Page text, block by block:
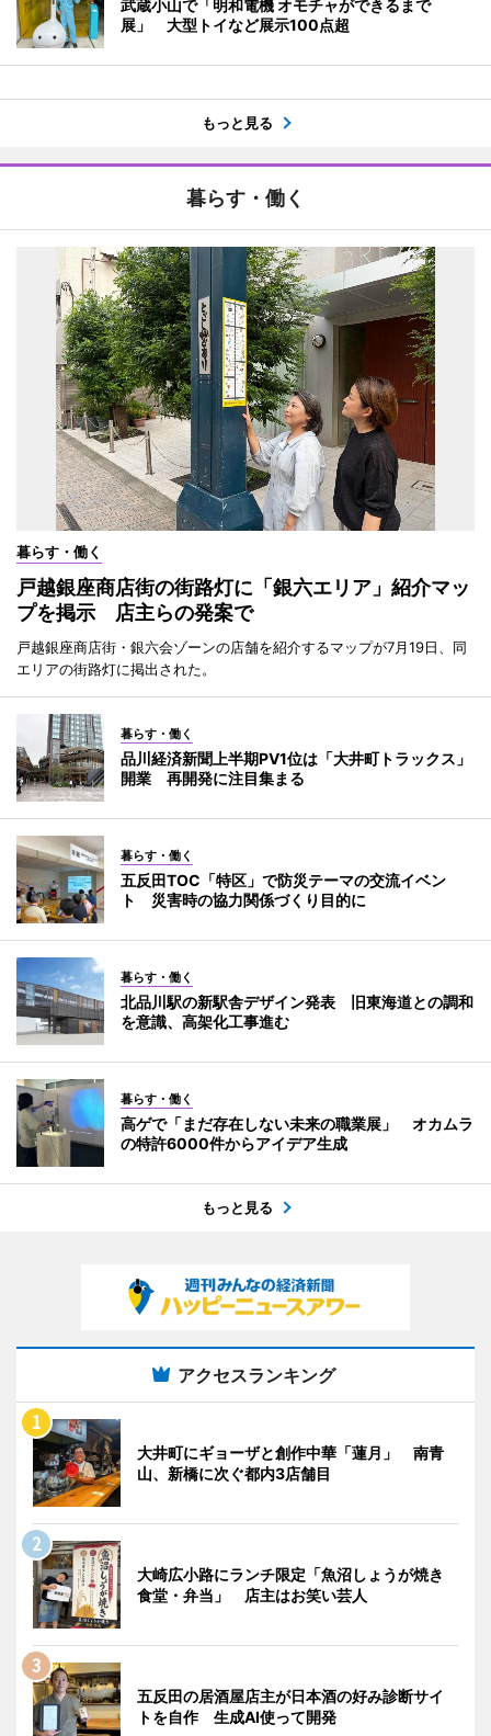
武蔵小山で「明和電機 オモチャができるまで
展」 大型トイなど展示100点超
もっと見る
暮らす・働く
暮らす・働く
戸越銀座商店街の街路灯に「銀六エリア」紹介マッ
プを掲示 店主らの発案で
戸越銀座商店街・銀六会ゾーンの店舗を紹介するマップが7月19日、同
エリアの街路灯に掲出された。
暮らす・働く
品川経済新聞上半期PV1位は「大井町トラックス」
開業 再開発に注目集まる
暮らす・働く
五反田TOC「特区」で防災テーマの交流イベン
ト 災害時の協力関係づくり目的に
暮らす・働く
北品川駅の新駅舎デザイン発表 旧東海道との調和
を意識、高架化工事進む
暮らす・働く
高ゲで「まだ存在しない未来の職業展」 オカムラ
の特許6000件からアイデア生成
もっと見る
アクセスランキング
大井町にギョーザと創作中華「蓮月」 南青
山、新橋に次ぐ都内3店舗目
大崎広小路にランチ限定「魚沼しょうが焼き
食堂・弁当」 店主はお笑い芸人
五反田の居酒屋店主が日本酒の好み診断サイ
トを自作 生成AI使って開発